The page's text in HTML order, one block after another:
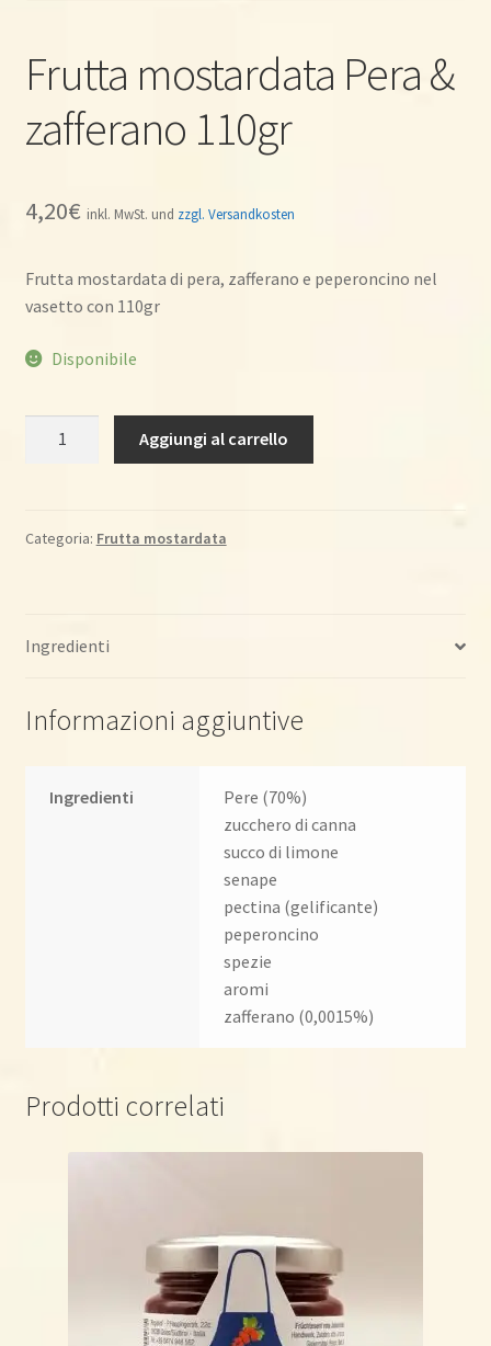
Frutta mostardata Pera &
zafferano 110gr
4,20€ inkl. MwSt. und zzgl. Versandkosten
Frutta mostardata di pera, zafferano e peperoncino nel
vasetto con 110gr
Disponibile
zafferano
Aggiungi al carrello
Categoria: Frutta mostardata
Ingredienti
Informazioni aggiuntive
Ingredienti
Pere (70%)
zucchero di canna
succo di limone
senape
pectina (gelificante)
peperoncino
spezie
aromi
zafferano (0,0015%)
Prodotti correlati